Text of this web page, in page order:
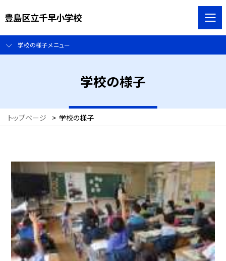
豊島区立千早小学校
学校の様子メニュー
学校の様子
トップページ > 学校の様子